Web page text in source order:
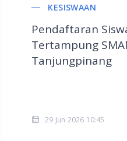
KESISWAAN
Pendaftaran
Tertampung
Tanjungpinang
29 Jun 2026 10:45